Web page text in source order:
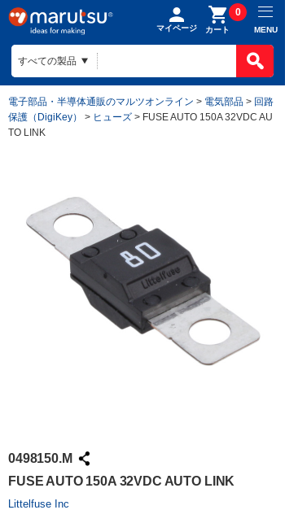
マイページ カート
0
MENU
電子部品・半導体通販のマルツオンライン > 電気部品 > 回路
保護（DigiKey）
> ヒューズ > FUSE AUTO 150A 32VDC AU
TO LINK
0498150.M
FUSE AUTO 150A 32VDC AUTO LINK
Littelfuse Inc